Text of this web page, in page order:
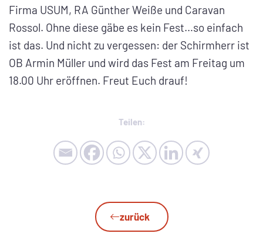
Firma USUM, RA Günther Weiße und Caravan
Rossol. Ohne diese gäbe es kein Fest…so einfach
ist das. Und nicht zu vergessen: der Schirmherr ist
OB Armin Müller und wird das Fest am Freitag um
18.00 Uhr eröffnen. Freut Euch drauf!
Teilen:
zurück